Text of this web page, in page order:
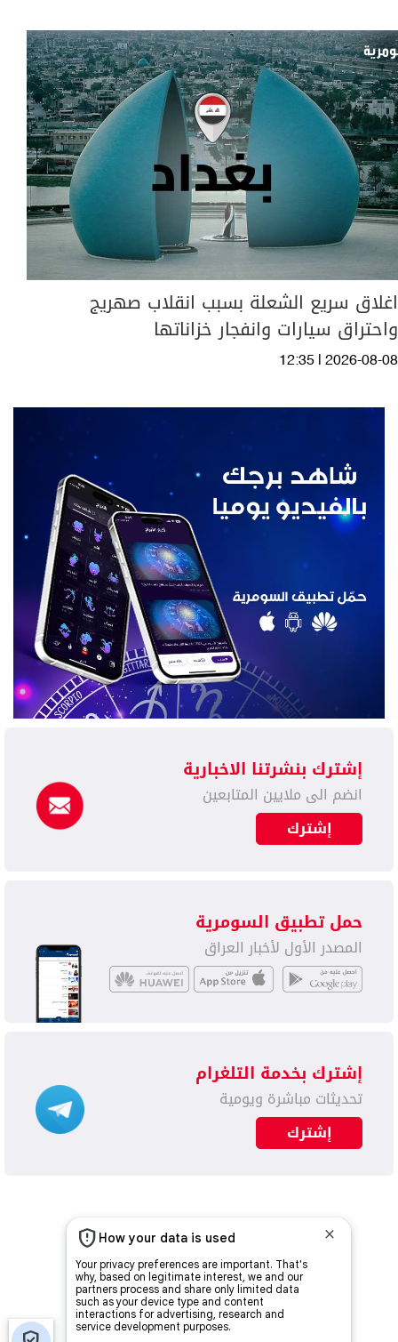
اغلاق سريع الشعلة بسبب انقلاب صهريج
واحتراق سيارات وانفجار خزاناتها
12:35 | 2026-08-08
إشترك بنشرتنا الاخبارية
انضم الى ملايين المتابعين
إشترك
حمل تطبيق السومرية
المصدر الأول لأخبار العراق
إشترك بخدمة التلغرام
تحديثات مباشرة ويومية
إشترك